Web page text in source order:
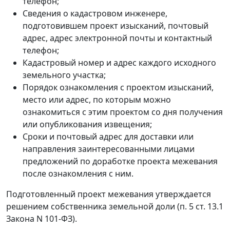
Сведения о кадастровом инженере,
подготовившем проект изысканий, почтовый
адрес, адрес электронной почты и контактный
телефон;
Кадастровый номер и адрес каждого исходного
земельного участка;
Порядок ознакомления с проектом изысканий,
место или адрес, по которым можно
ознакомиться с этим проектом со дня получения
или опубликования извещения;
Сроки и почтовый адрес для доставки или
направления заинтересованными лицами
предложений по доработке проекта межевания
после ознакомления с ним.
Подготовленный проект межевания утверждается
решением собственника земельной доли (п. 5 ст. 13.1
Закона N 101-ФЗ).